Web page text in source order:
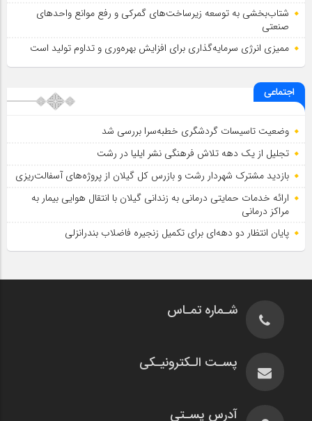
شتاب‌بخشی به توسعه زیرساخت‌های گمركی و رفع موانع واحدهای
صنعتی
ممیزی انرژی سرمایه‌گذاری برای افزایش بهره‌وری و تداوم تولید است
اجتماعی
وضعیت تاسیسات گردشگری خطبه‌سرا بررسی شد
تجلیل از یک دهه تلاش فرهنگی نشر ایلیا در رشت
بازدید مشترک شهردار رشت و بازرس کل گیلان از پروژه‌های آسفالت‌ریزی
ارائه خدمات حمایتی درمانی به زندانی گیلان با انتقال هوایی بیمار به
مراکز درمانی
پایان انتظار دو دهه‌ای برای تکمیل زنجیره فاضلاب بندرانزلی
شـماره تمـاس
پسـت الـکترونیـکی
آدرس پسـتی